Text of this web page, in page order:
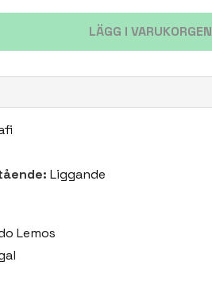
LÄGG I VARUKORGEN
Liggande
Lemos